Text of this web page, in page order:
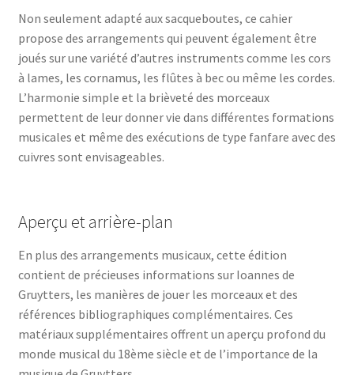
Non seulement adapté aux sacqueboutes, ce cahier
propose des arrangements qui peuvent également être
joués sur une variété d’autres instruments comme les cors
à lames, les cornamus, les flûtes à bec ou même les cordes.
L’harmonie simple et la brièveté des morceaux
permettent de leur donner vie dans différentes formations
musicales et même des exécutions de type fanfare avec des
cuivres sont envisageables.
Aperçu et arrière-plan
En plus des arrangements musicaux, cette édition
contient de précieuses informations sur Ioannes de
Gruytters, les manières de jouer les morceaux et des
références bibliographiques complémentaires. Ces
matériaux supplémentaires offrent un aperçu profond du
monde musical du 18ème siècle et de l’importance de la